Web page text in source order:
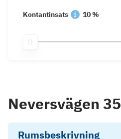
Kontantinsats 10 %
Neversvägen 35
Rumsbeskrivning